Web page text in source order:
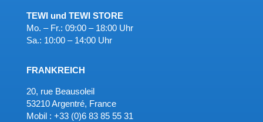
TEWI und TEWI STORE
Mo. – Fr.: 09:00 – 18:00 Uhr
Sa.: 10:00 – 14:00 Uhr
FRANKREICH
20, rue Beausoleil
53210 Argentré, France
Mobil : +33 (0)6 83 85 55 31